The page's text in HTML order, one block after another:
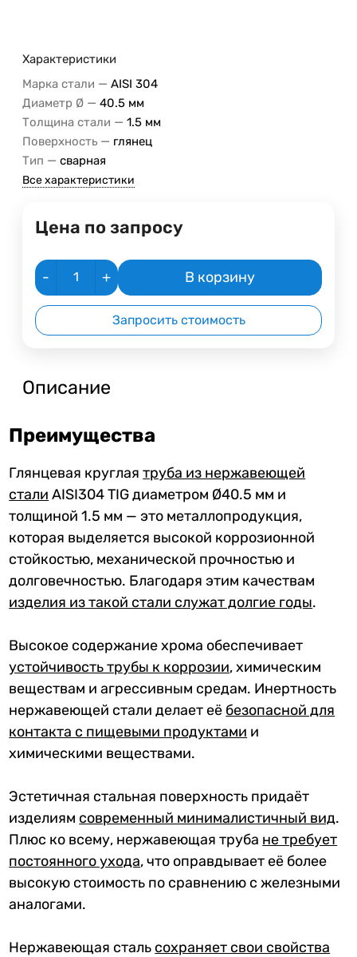
Характеристики
Марка стали — AISI 304
Диаметр Ø — 40.5 мм
Толщина стали — 1.5 мм
Поверхность — глянец
Тип — сварная
Все характеристики
Цена по запросу
- + В корзину
Запросить стоимость
Описание
Преимущества
Глянцевая круглаятруба из нержавеющей
стали AISI304 TIG диаметром Ø40.5 мм и
толщиной 1.5 мм — это металлопродукция,
которая выделяется высокой коррозионной
стойкостью, механической прочностью и
долговечностью. Благодаря этим качествам
изделия из такой стали служат долгие годы.
Высокое содержание хрома обеспечивает
устойчивость трубы к коррозии, химическим
веществам и агрессивным средам. Инертность
нержавеющей стали делает её безопасной для
контакта с пищевыми продуктами и
химическими веществами.
Эстетичная стальная поверхность придаёт
изделиям современный минималистичный вид.
Плюс ко всему, нержавеющая труба не требует
постоянного ухода, что оправдывает её более
высокую стоимость по сравнению с железными
аналогами.
Нержавеющая сталь сохраняет свои свойства